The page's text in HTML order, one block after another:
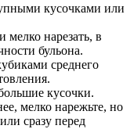
кусочками или
мелко нарезать, в
бульона.
среднего
кусочки.
мелко нарежьте, но
сразу перед